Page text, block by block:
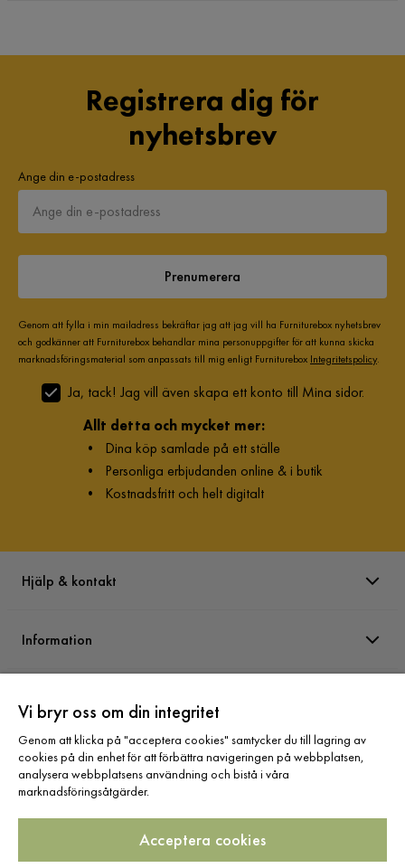
Registrera dig för
nyhetsbrev
Ange din e-postadress
Prenumerera
Genom att fylla i min mailadress bekräftar jag att jag vill ha Furniturebox nyhetsbrev
och godkänner att Furniturebox behandlar mina personuppgifter för att kunna skicka
marknadsföringsmaterial som anpassats till mig enligt Furniturebox Integritetspolicy.
Ja, tack! Jag vill även skapa ett konto till Mina sidor.
Allt detta och mycket mer:
• Dina köp samlade på ett ställe
• Personliga erbjudanden online & i butik
• Kostnadsfritt och helt digitalt
Hjälp & kontakt
Information
Sortiment
Vi bryr oss om din integritet
Genom att klicka på "acceptera cookies" samtycker du till lagring av
cookies på din enhet för att förbättra navigeringen på webbplatsen,
analysera webbplatsens användning och bistå i våra
marknadsföringsåtgärder.
Acceptera cookies